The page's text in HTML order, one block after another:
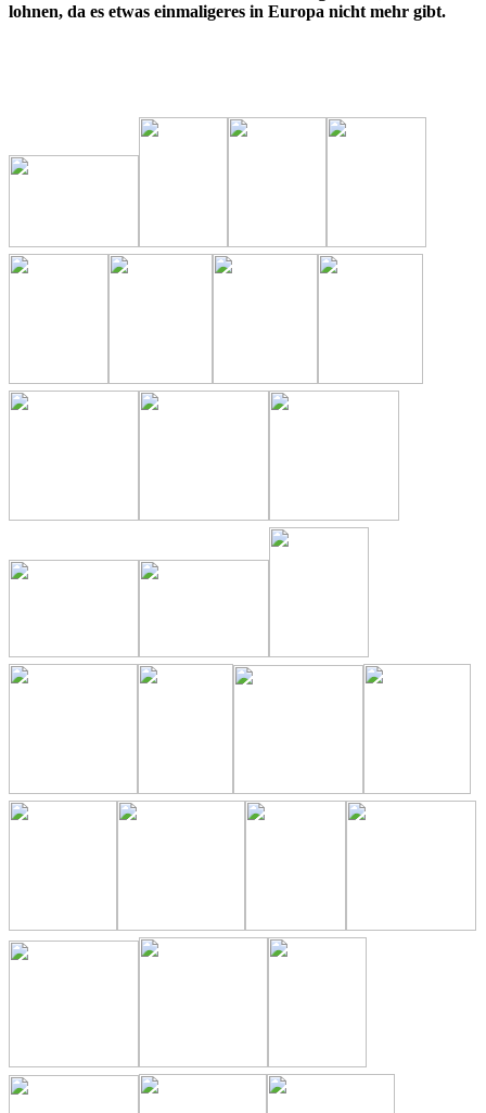
lohnen, da es etwas einmaligeres in Europa nicht mehr gibt.